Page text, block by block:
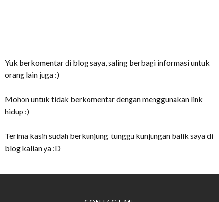
Yuk berkomentar di blog saya, saling berbagi informasi untuk
orang lain juga :)
Mohon untuk tidak berkomentar dengan menggunakan link
hidup :)
Terima kasih sudah berkunjung, tunggu kunjungan balik saya di
blog kalian ya :D